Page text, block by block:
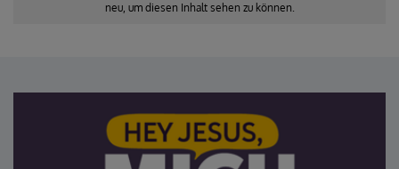
neu, um diesen Inhalt sehen zu können.